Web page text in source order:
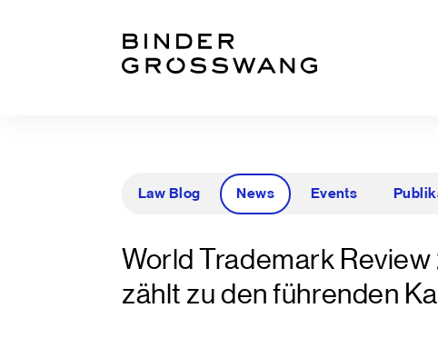
Law Blog News Events
World Trademark
zählt zu den führenden